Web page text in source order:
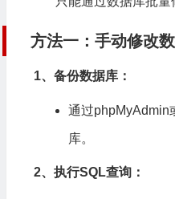
方法一：手动修改
1、备份数据库：
通过phpMyAdmin
库。
2、执行SQL查询：